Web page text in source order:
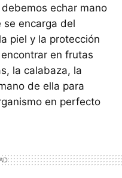
echar mano
se encarga del
piel y la protección
en frutas
la calabaza, la
de ella para
en perfecto